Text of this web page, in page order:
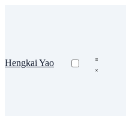
Hengkai Yao